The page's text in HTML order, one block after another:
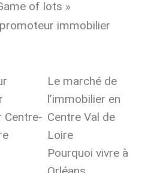
of lots »
immobilier
Centre-
Le marché de
l’immobilier en
Centre Val de
Loire
Pourquoi vivre à